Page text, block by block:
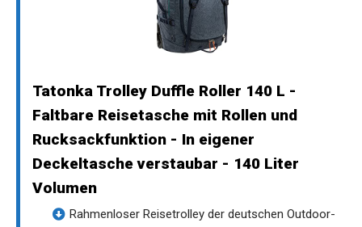
Tatonka Trolley Duffle Roller 140 L -
Faltbare Reisetasche mit Rollen und
Rucksackfunktion - In eigener
Deckeltasche verstaubar - 140 Liter
Volumen
Rahmenloser Reisetrolley der deutschen Outdoor-